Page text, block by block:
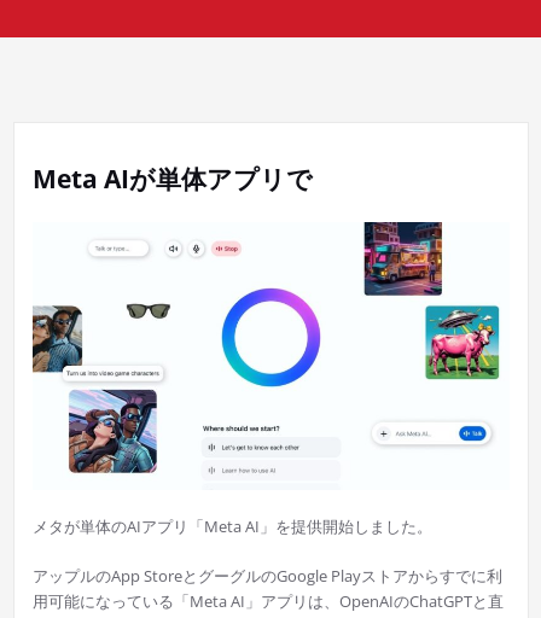
Meta AIが単体アプリで
メタが単体のAIアプリ「Meta AI」を提供開始しました。
アップルのApp StoreとグーグルのGoogle Playストアからすでに利
用可能になっている「Meta AI」アプリは、OpenAIのChatGPTと直